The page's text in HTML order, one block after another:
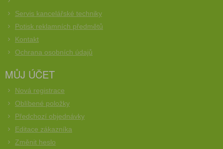
Servis kancelářské techniky
Potisk reklamních předmětů
Kontakt
Ochrana osobních údajů
MŮJ ÚČET
Nová registrace
Oblíbené položky
Předchozí objednávky
Editace zákazníka
Změnit heslo